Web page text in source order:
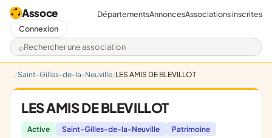
Assoce
Rechercher une association
DépartementsAnnoncesAssociations inscrites
Connexion
Saint-Gilles-de-la-Neuville LES AMIS DE BLEVILLOT
LES AMIS DE BLEVILLOT
Active Saint-Gilles-de-la-Neuville
Patrimoine